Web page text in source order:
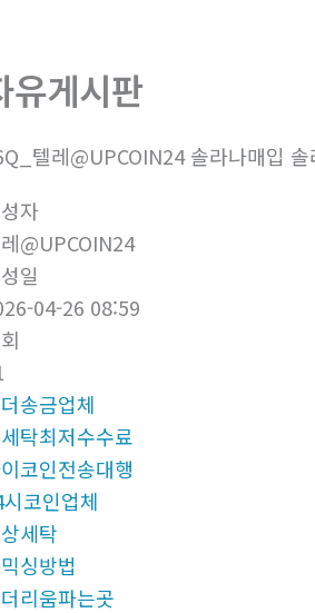
유게시판
텔레@UPCOIN24 솔라나매입
자
@UPCOIN24
일
04-26 08:59
송금업체
탁최저수수료
코인전송대행
코인업체
세탁
싱방법
리움파는곳